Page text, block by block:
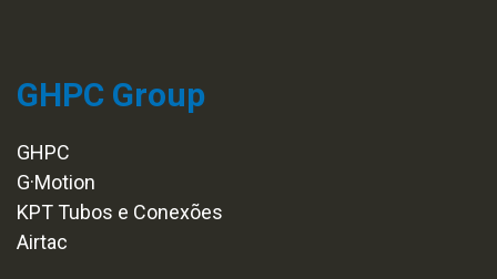
GHPC Group
GHPC
G·Motion
KPT Tubos e Conexões
Airtac